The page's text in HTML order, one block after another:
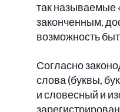
так называемые
законченным,
возможность
Согласно
слова (буквы,
и словесный и